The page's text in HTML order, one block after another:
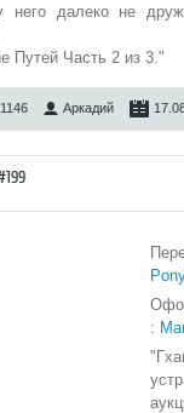
далеко не
Путей Часть 2 из 3."
1146 Аркадий
: